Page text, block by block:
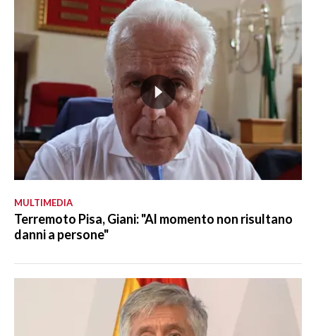
MULTIMEDIA
Terremoto Pisa, Giani: "Al momento non risultano
danni a persone"